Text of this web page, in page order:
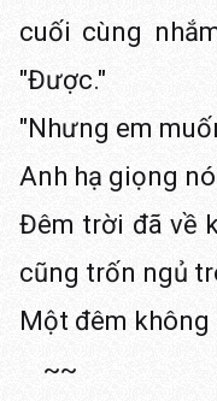
cuối cùng
"Được."
"Nhưng em
Anh hạ giọng
Đêm trời đã về
cũng trốn ngủ
Một đêm
~~